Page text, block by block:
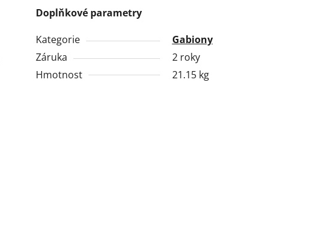
Doplňkové parametry
Kategorie
Gabiony
Záruka
2 roky
Hmotnost
21.15 kg